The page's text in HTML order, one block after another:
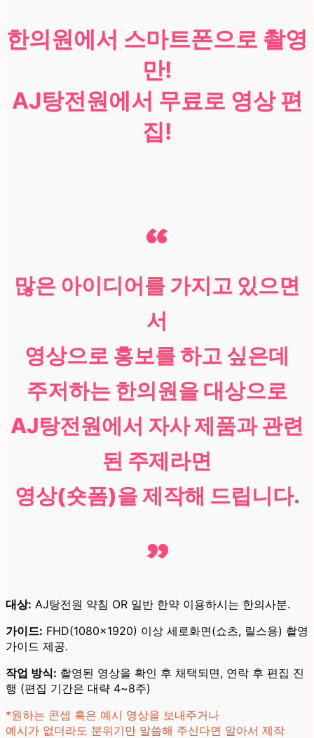
한의원에서 스마트폰으로 촬영
만!
AJ탕전원에서 무료로 영상 편
집!
“
많은 아이디어를 가지고 있으면
서
영상으로 홍보를 하고 싶은데
주저하는 한의원을 대상으로
AJ탕전원에서 자사 제품과 관련
된 주제라면
영상(숏폼)을 제작해 드립니다.
”
대상: AJ탕전원 약침 OR 일반 한약 이용하시는 한의사분.
가이드: FHD(1080×1920) 이상 세로화면(쇼츠, 릴스용) 촬영
가이드 제공.
작업 방식: 촬영된 영상을 확인 후 채택되면, 연락 후 편집 진
행 (편집 기간은 대략 4~8주)
*원하는 콘셉 혹은 예시 영상을 보내주거나
예시가 없더라도 분위기만 말씀해 주신다면 알아서 제작